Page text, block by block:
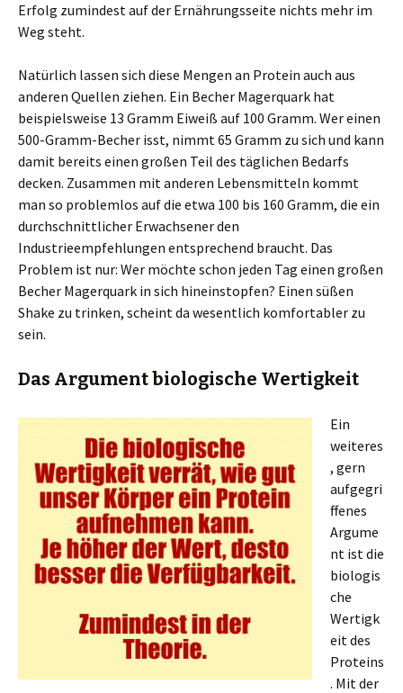
Erfolg zumindest auf der Ernährungsseite nichts mehr im
Weg steht.
Natürlich lassen sich diese Mengen an Protein auch aus
anderen Quellen ziehen. Ein Becher Magerquark hat
beispielsweise 13 Gramm Eiweiß auf 100 Gramm. Wer einen
500-Gramm-Becher isst, nimmt 65 Gramm zu sich und kann
damit bereits einen großen Teil des täglichen Bedarfs
decken. Zusammen mit anderen Lebensmitteln kommt
man so problemlos auf die etwa 100 bis 160 Gramm, die ein
durchschnittlicher Erwachsener den
Industrieempfehlungen entsprechend braucht. Das
Problem ist nur: Wer möchte schon jeden Tag einen großen
Becher Magerquark in sich hineinstopfen? Einen süßen
Shake zu trinken, scheint da wesentlich komfortabler zu
sein.
Das Argument biologische Wertigkeit
Ein
weiteres
, gern
aufgegri
ffenes
Argume
nt ist die
biologis
che
Wertigk
eit des
Proteins
. Mit der